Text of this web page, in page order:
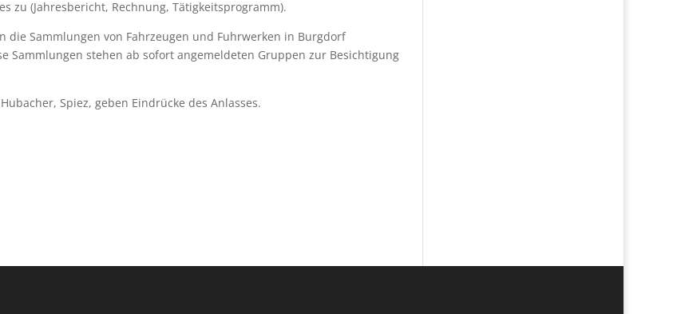
zu (Jahresbericht, Rechnung, Tätigkeitsprogramm).
die Sammlungen von Fahrzeugen und Fuhrwerken in Burgdorf
Sammlungen stehen ab sofort angemeldeten Gruppen zur Besichtigung
Spiez, geben Eindrücke des Anlasses.